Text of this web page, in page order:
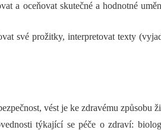
a oceňovat skutečné a hodnotné
své prožitky, interpretovat texty
vést je ke zdravému způsobu
týkající se péče o zdraví: